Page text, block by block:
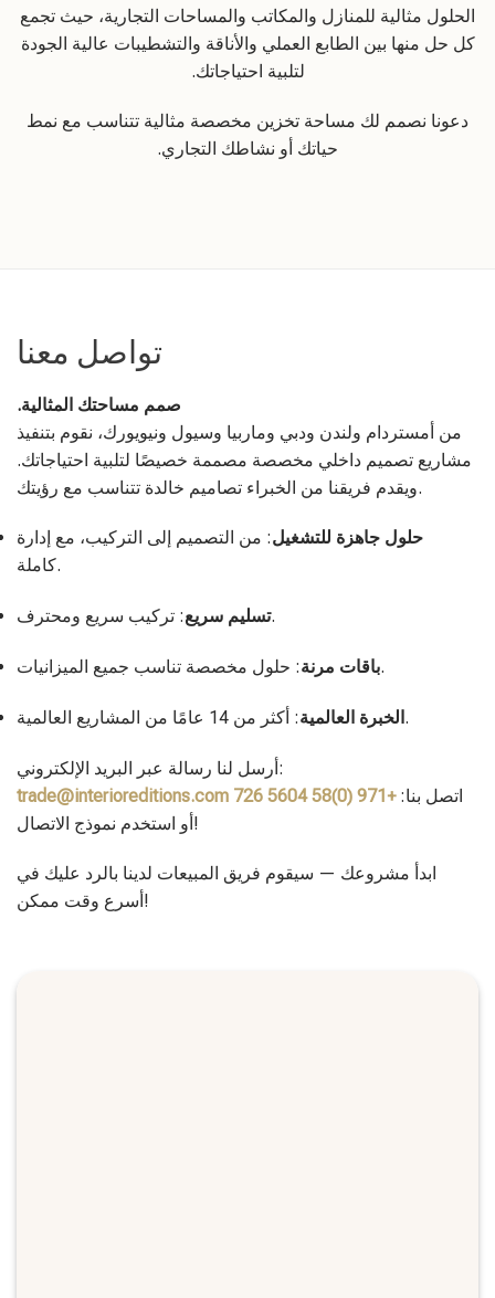
الحلول مثالية للمنازل والمكاتب والمساحات التجارية، حيث تجمع
كل حل منها بين الطابع العملي والأناقة والتشطيبات عالية الجودة
لتلبية احتياجاتك.
دعونا نصمم لك مساحة تخزين مخصصة مثالية تتناسب مع نمط
حياتك أو نشاطك التجاري.
تواصل معنا
صمم مساحتك المثالية.
من أمستردام ولندن ودبي وماربيا وسيول ونيويورك، نقوم بتنفيذ
مشاريع تصميم داخلي مخصصة مصممة خصيصًا لتلبية احتياجاتك.
حلول جاهزة للتشغيل: من التصميم إلى التركيب، مع إدارة
تسليم سريع
باقات مرنة
الخبرة العالمية
trade@interioreditions.com
اتصل بنا: +971 (0)58 5604 726
أو استخدم نموذج الاتصال!
ابدأ مشروعك — سيقوم فريق المبيعات لدينا بالرد عليك في
أسرع وقت ممكن!